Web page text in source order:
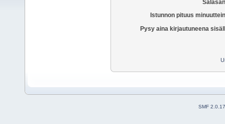
Istunnon pituus
Pysy aina kirjautuneena
SMF 2.0.17